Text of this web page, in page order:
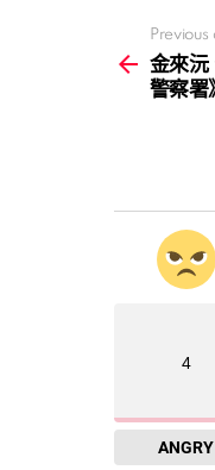
more
Previous
金來沅
警察署
4
ANGRY